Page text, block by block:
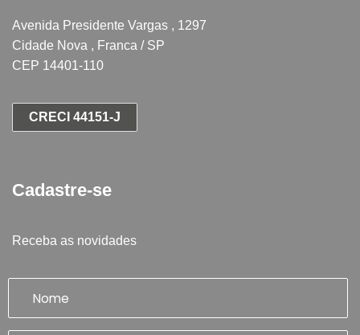
Avenida Presidente Vargas , 1297
Cidade Nova , Franca / SP
CEP 14401-110
CRECI 44151-J
Cadastre-se
Receba as novidades